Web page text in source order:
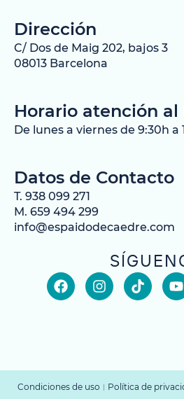
Dirección
C/ Dos de Maig 202, bajos 3
08013 Barcelona
Horario atención al
De lunes a viernes de 9:30h a
Datos de Contacto
T. 938 099 271
M. 659 494 299
info@espaidodecaedre.com
Condiciones de uso Política de